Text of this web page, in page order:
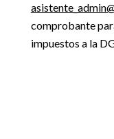
comprobante
impuestos a la